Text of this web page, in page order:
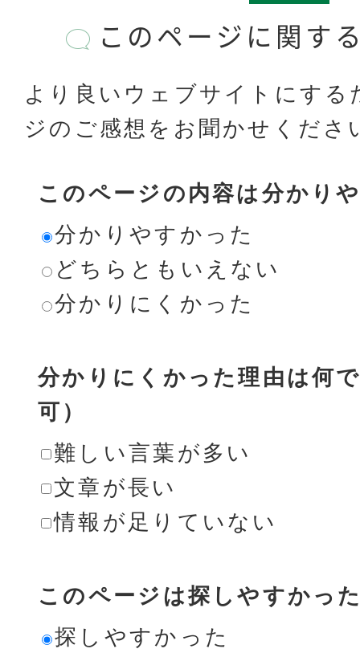
このページに関す
より良いウェブサイトにする
ジのご感想をお聞かせくださ
このページの内容は分かり
分かりやすかった
どちらともいえない
分かりにくかった
分かりにくかった理由は何
可）
難しい言葉が多い
文章が長い
情報が足りていない
このページは探しやすかっ
探しやすかった